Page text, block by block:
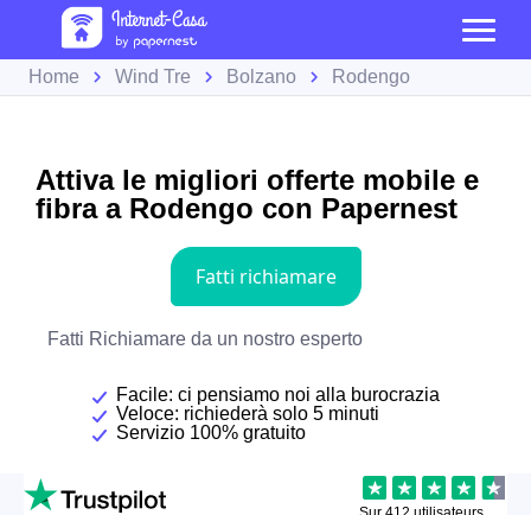
Home Wind Tre Bolzano Rodengo